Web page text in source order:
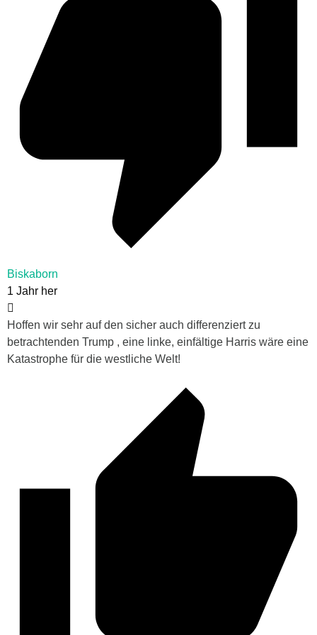
Biskaborn
1 Jahr her
Hoffen wir sehr auf den sicher auch differenziert zu
betrachtenden Trump , eine linke, einfältige Harris wäre eine
Katastrophe für die westliche Welt!